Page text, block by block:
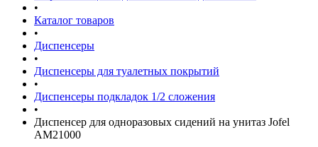
•
Каталог товаров
•
Диспенсеры
•
Диспенсеры для туалетных покрытий
•
Диспенсеры подкладок 1/2 сложения
•
Диспенсер для одноразовых сидений на унитаз Jofel
AM21000